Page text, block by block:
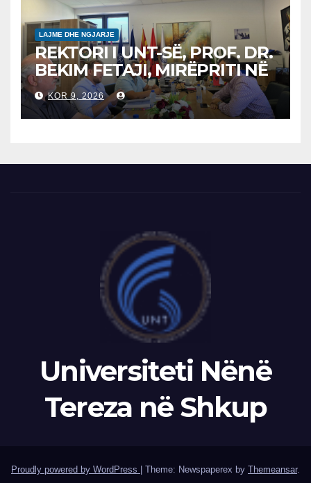
LAJME DHE NGJARJE
REKTORI I UNT-SË, PROF. DR.
BEKIM FETAJI, MIRËPRITI NË
TAKIM ZYRTAR DREJTORIN E
SH.A MEPSO, DR. BURIM
LATIFIN
KOR 9, 2026
Universiteti Nënë
Tereza në Shkup
Proudly powered by WordPress Theme: Newspaperex by Themeansar.